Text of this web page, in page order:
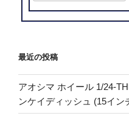
最近の投稿
アオシマ ホイール 1/24-
ンケイディッシュ (15イン